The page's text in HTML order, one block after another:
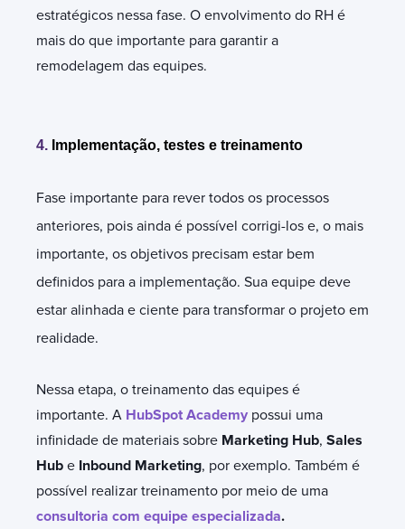
estratégicos nessa fase. O envolvimento do RH é
mais do que importante para garantir a
remodelagem das equipes.
4. Implementação, testes e treinamento
Fase importante para rever todos os processos
anteriores, pois ainda é possível corrigi-los e, o mais
importante, os objetivos precisam estar bem
definidos para a implementação. Sua equipe deve
estar alinhada e ciente para transformar o projeto em
realidade.
Nessa etapa, o treinamento das equipes é
importante. A HubSpot Academy possui uma
infinidade de materiais sobre Marketing Hub, Sales
Hub e Inbound Marketing, por exemplo. Também é
possível realizar treinamento por meio de uma
consultoria com equipe especializada.